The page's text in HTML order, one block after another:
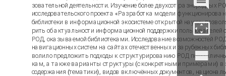
зовательной деятельности. Изучение более двухсот разнородных
исследовательского проекта «Разработка модели
библиотеки в информационной экосистеме открытой науки»
рить об актуальности информационной поддержки
РОД, оказываемой библиотеками. Исследование возможностей
навигационных систем на сайтах отечественных и зарубежных
волило предложить подходы к структурированию РОД по
кам, а также варианты структуры (с конкретными примерами) в
содержания (тематики), видов включённых документов,